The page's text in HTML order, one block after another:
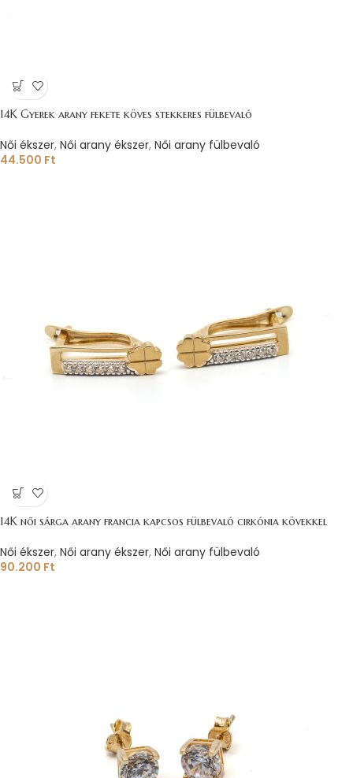
14K Gyerek arany fekete köves stekkeres fülbevaló
Női ékszer, Női arany ékszer, Női arany fülbevaló
44.500 Ft
14K női sárga arany francia kapcsos fülbevaló cirkónia kövekkel
Női ékszer, Női arany ékszer, Női arany fülbevaló
90.200 Ft